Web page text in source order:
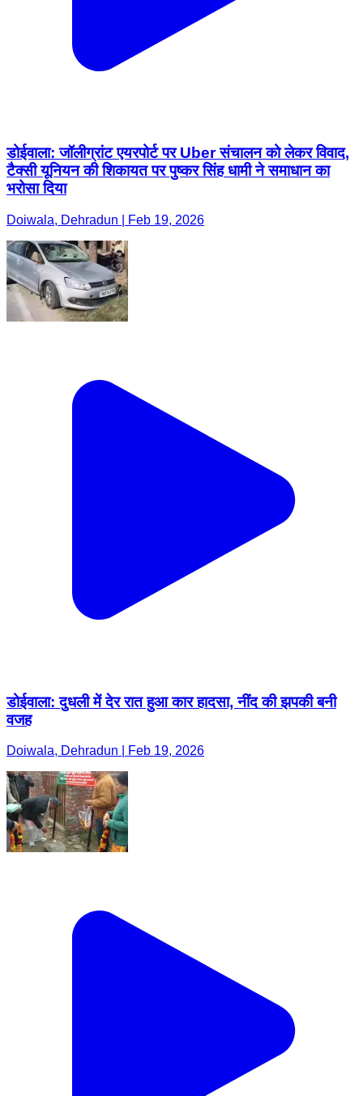
डोईवाला: जॉलीग्रांट एयरपोर्ट पर Uber संचालन को लेकर विवाद,
टैक्सी यूनियन की शिकायत पर पुष्कर सिंह धामी ने समाधान का
भरोसा दिया
Doiwala, Dehradun | Feb 19, 2026
डोईवाला: दुधली में देर रात हुआ कार हादसा, नींद की झपकी बनी
वजह
Doiwala, Dehradun | Feb 19, 2026